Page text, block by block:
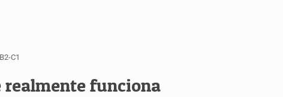
C1
realmente funciona